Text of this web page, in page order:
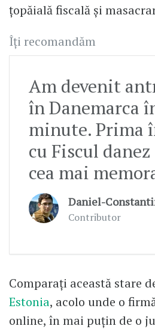
țopăială fiscală și
Îți recomandăm
Am devenit
în Danemarca
minute. Prima
cu Fiscul
cea mai
Daniel-
Contributor
Comparați această stare
Estonia, acolo unde o
online, în mai puţin de o